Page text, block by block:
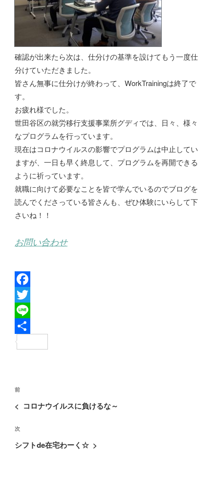
確認が出来たら次は、仕分けの基準を設けてもう一度仕
分けていただきました。
皆さん無事に仕分けが終わって、WorkTrainingは終了で
す。
お疲れ様でした。
世田谷区の就労移行支援事業所グディでは、日々、様々
なプログラムを行っています。
現在はコロナウイルスの影響でプログラムは中止してい
ますが、一日も早く終息して、プログラムを再開できる
ように祈っています。
就職に向けて必要なことを皆で学んでいるのでブログを
読んでくださっている皆さんも、ぜひ体験にいらして下
さいね！！
お問い合わせ
F
a
c
e
o
k
T
w
i
e
r
L
i
投
稿
ナ
ビ
ー
過
去
投
稿
前
< コロナウイルスに負けるな～
次
の
次
シフトde在宅わーく☆ >